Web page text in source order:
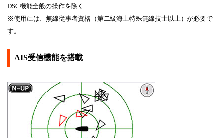
DSC機能全般の操作を除く
※使用には、無線従事者資格（第二級海上特殊無線技士以上）が必要で
す。
AIS受信機能を搭載